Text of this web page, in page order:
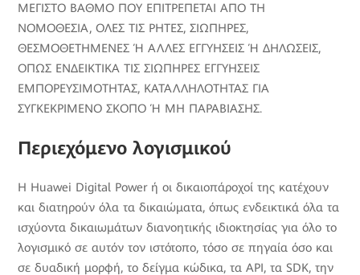
ΜΕΓΙΣΤΟ ΒΑΘΜΟ ΠΟΥ ΕΠΙΤΡΕΠΕΤΑΙ ΑΠΟ ΤΗ
ΝΟΜΟΘΕΣΙΑ, ΟΛΕΣ ΤΙΣ ΡΗΤΕΣ, ΣΙΩΠΗΡΕΣ,
ΘΕΣΜΟΘΕΤΗΜΕΝΕΣ Ή ΑΛΛΕΣ ΕΓΓΥΗΣΕΙΣ Ή ΔΗΛΩΣΕΙΣ,
ΟΠΩΣ ΕΝΔΕΙΚΤΙΚΑ ΤΙΣ ΣΙΩΠΗΡΕΣ ΕΓΓΥΗΣΕΙΣ
ΕΜΠΟΡΕΥΣΙΜΟΤΗΤΑΣ, ΚΑΤΑΛΛΗΛΟΤΗΤΑΣ ΓΙΑ
ΣΥΓΚΕΚΡΙΜΕΝΟ ΣΚΟΠΟ Ή ΜΗ ΠΑΡΑΒΙΑΣΗΣ.
Περιεχόμενο λογισμικού
Η Huawei Digital Power ή οι δικαιοπάροχοί της κατέχουν
και διατηρούν όλα τα δικαιώματα, όπως ενδεικτικά όλα τα
ισχύοντα δικαιωμάτων διανοητικής ιδιοκτησίας για όλο το
λογισμικό σε αυτόν τον ιστότοπο, τόσο σε πηγαία όσο και
σε δυαδική μορφή, το δείγμα κώδικα, τα API, τα SDK, την